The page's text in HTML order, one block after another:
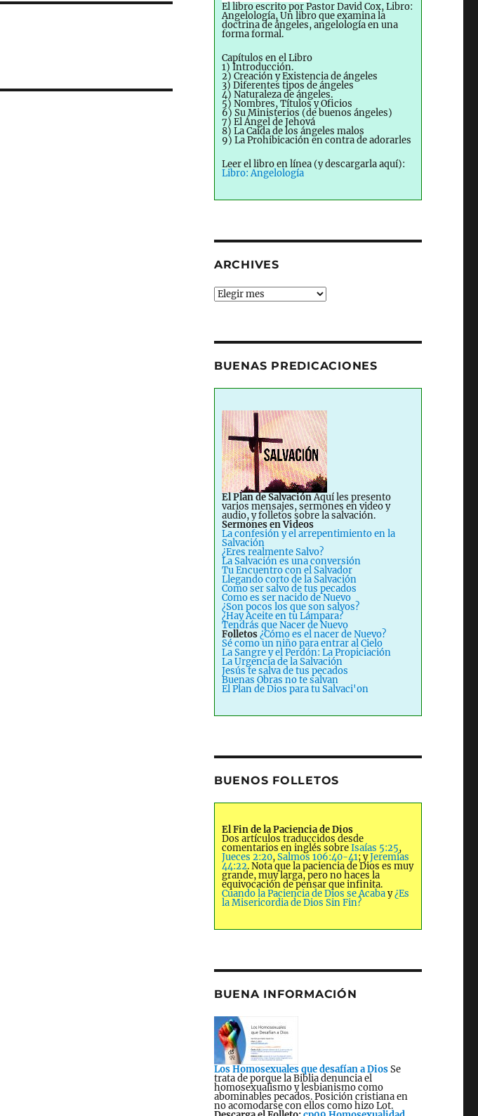
El libro escrito por Pastor David Cox, Libro:
Angelología, Un libro que examina la
doctrina de ángeles, angelología en una
forma formal.
Capítulos en el Libro
1) Introducción.
2) Creación y Existencia de ángeles
3) Diferentes tipos de ángeles
4) Naturaleza de ángeles.
5) Nombres, Títulos y Oficios
6) Su Ministerios (de buenos ángeles)
7) El Ángel de Jehová
8) La Caída de los ángeles malos
9) La Prohibicación en contra de adorarles
Leer el libro en línea (y descargarla aquí):
Libro: Angelología
ARCHIVES
Archives
BUENAS PREDICACIONES
El Plan de SalvaciónAquí les presento
varios mensajes, sermones en video y
audio, y folletos sobre la salvación.
Sermones en Videos
La confesión y el arrepentimiento en la
Salvación
¿Eres realmente Salvo?
La Salvación es una conversión
Tu Encuentro con el Salvador
Llegando corto de la Salvación
Como ser salvo de tus pecados
Como es ser nacido de Nuevo
¿Son pocos los que son salvos?
¿Hay Aceite en tu Lámpara?
Tendrás que Nacer de Nuevo
Folletos¿Cómo es el nacer de Nuevo?
Sé como un niño para entrar al Cielo
La Sangre y el Perdón: La Propiciación
La Urgencia de la Salvación
Jesús te salva de tus pecados
Buenas Obras no te salvan
El Plan de Dios para tu Salvaci'on
BUENOS FOLLETOS
El Fin de la Paciencia de Dios
Dos artículos traduccidos desde
comentarios en inglés sobreIsaías 5:25,
Jueces 2:20,Salmos 106:40-41; yJeremías
44:22. Nota que la paciencia de Dios es muy
grande, muy larga, pero no haces la
equivocación de pensar que infinita.
Cuando la Paciencia de Dios se Acabay¿Es
la Misericordia de Dios Sin Fin?
BUENA INFORMACIÓN
Los Homosexuales que desafían a DiosSe
trata de porque la Biblia denuncia el
homosexualismo y lesbianismo como
abominables pecados. Posición cristiana en
no acomodarse con ellos como hizo Lot.